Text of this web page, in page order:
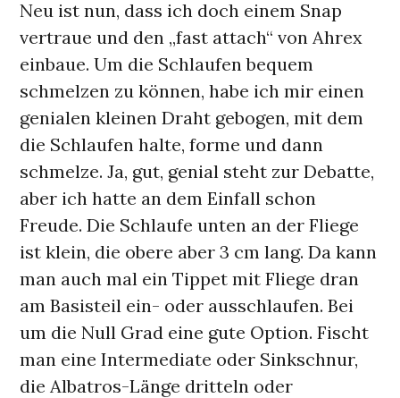
Neu ist nun, dass ich doch einem Snap
vertraue und den „fast attach“ von Ahrex
einbaue. Um die Schlaufen bequem
schmelzen zu können, habe ich mir einen
genialen kleinen Draht gebogen, mit dem
die Schlaufen halte, forme und dann
schmelze. Ja, gut, genial steht zur Debatte,
aber ich hatte an dem Einfall schon
Freude. Die Schlaufe unten an der Fliege
ist klein, die obere aber 3 cm lang. Da kann
man auch mal ein Tippet mit Fliege dran
am Basisteil ein- oder ausschlaufen. Bei
um die Null Grad eine gute Option. Fischt
man eine Intermediate oder Sinkschnur,
die Albatros-Länge dritteln oder